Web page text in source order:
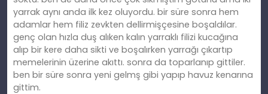
yarrak aynı anda ilk kez oluyordu. bir süre sonra hem
adamlar hem filiz zevkten dellirmişçesine boşaldılar.
genç olan hızla duş alıken kalın yarraklı filizi kucağına
alıp bir kere daha sikti ve boşalırken yarrağı çıkartıp
memelerinin üzerine akıttı. sonra da toparlanıp gittiler.
ben bir süre sonra yeni gelmş gibi yapıp havuz kenarına
gittim.